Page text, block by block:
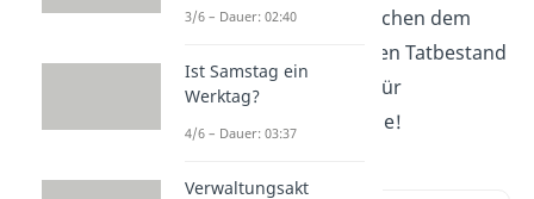
dir den Unterschied zwischen dem
objektiven und subjektiven Tatbestand
und geben dir Beispiele für
verschiedene Tatbestände!
3/6 – Dauer: 02:40
Ist Samstag ein
Werktag?
4/6 – Dauer: 03:37
Verwaltungsakt